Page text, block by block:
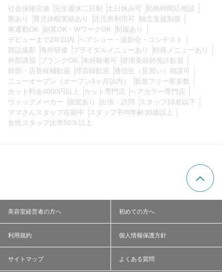
社会保険完備
完全週休二日制 土日休み可
勤務時間応相談
寮あり
育児休暇実績あり 託児所利用可
独立支援制度
車通勤OK
副業OK・WワークOK 制服あり
デビューまで2年以内
ヘアショー・撮影会・コンテスト
雑誌撮影
海外研修 ブライダルメニューあり
特殊メニューあり
外部講習
ブランクOK 未経験者可
管理美容師免許歓迎
幹部・店長候補歓迎
理容師歓迎
通信生（見習い）相談可
ニューオープン（オープン3ヶ月以内）
新規フリー客多数
カット料金4000円以上
カット専門店
ヘアカラー専門店
ウィッグメーカー
個室あり 出張・訪問
スタッフ10名以下
ママさんスタッフ在籍中
スタッフ平均年齢30歳以上
女性スタッフ比率50％以上
美容室経営者の方へ 初めての方へ
利用規約 個人情報保護方針
サイトマップ よくある質問